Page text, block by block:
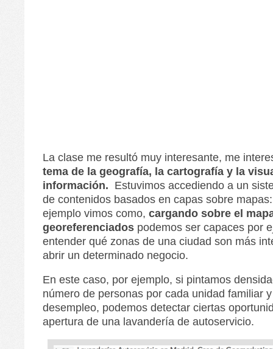
La clase me resultó muy interesante, me
tema de la geografía, la cartografía y la
información. Estuvimos accediendo a un
de contenidos basados en capas sobre
ejemplo vimos como, cargando sobre el
georeferenciados podemos ser capaces por
entender qué zonas de una ciudad son más
abrir un determinado negocio.
En este caso, por ejemplo, si pintamos
número de personas por cada unidad familiar
desempleo, podemos detectar ciertas
apertura de una lavandería de autoservicio.